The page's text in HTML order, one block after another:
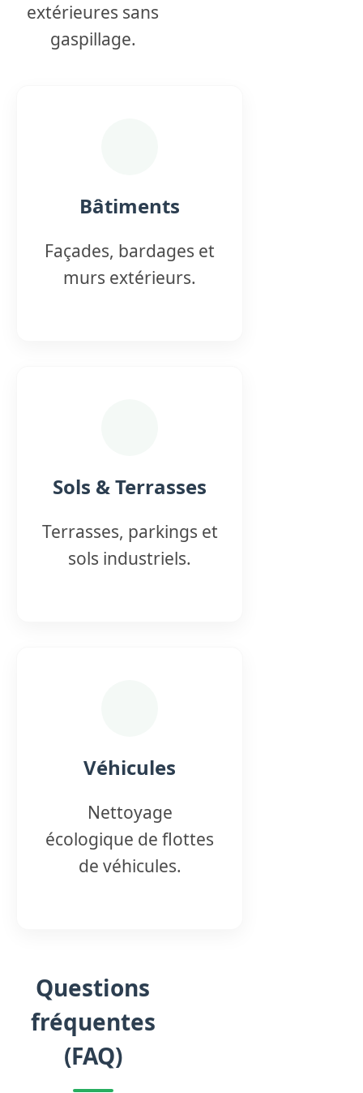
extérieures sans
gaspillage.
Bâtiments
Façades, bardages et
murs extérieurs.
Sols & Terrasses
Terrasses, parkings et
sols industriels.
Véhicules
Nettoyage
écologique de flottes
de véhicules.
Questions
fréquentes
(FAQ)